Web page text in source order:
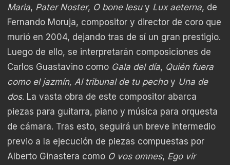
Maria, Pater Noster, O bone lesuy Lux aeterna, de
Fernando Moruja, compositor y director de coro que
murió en 2004, dejando tras de sí un gran prestigio.
Luego de ello, se interpretarán composiciones de
Carlos Guastavino como Gala del día, Quién fuera
como el jazmín, Al tribunal de tu pechoy Una de
dos. La vasta obra de este compositor abarca
piezas para guitarra, piano y música para orquesta
de cámara. Tras esto, seguirá un breve intermedio
previo a la ejecución de piezas compuestas por
Alberto Ginastera como O vos omnes, Ego vir